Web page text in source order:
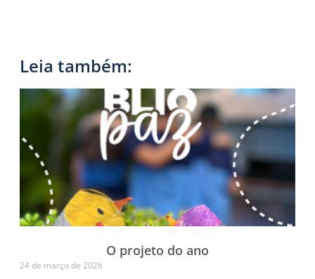
Leia também:
O projeto do ano
24 de março de 2026